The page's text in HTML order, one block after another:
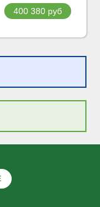
400 380руб